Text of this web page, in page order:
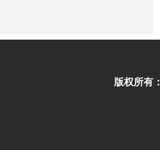
版权所有：